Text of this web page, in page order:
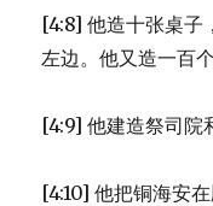
[4:8] 他造十张桌子
左边。他又造一百个
[4:9] 他建造祭司院
[4:10] 他把铜海安